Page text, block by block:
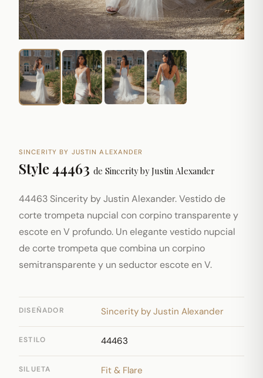
SINCERITY BY JUSTIN ALEXANDER
Style 44463 de Sincerity by Justin Alexander
44463 Sincerity by Justin Alexander. Vestido de
corte trompeta nupcial con corpino transparente y
escote en V profundo. Un elegante vestido nupcial
de corte trompeta que combina un corpino
semitransparente y un seductor escote en V.
DISEÑADOR Sincerity by Justin Alexander
ESTILO 44463
SILUETA Fit & Flare